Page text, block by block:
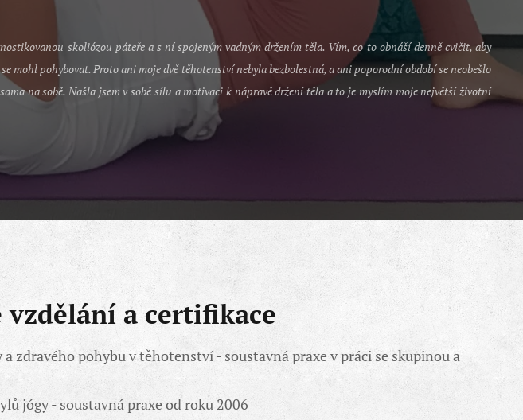
skoliózou páteře a s ní spojeným vadným držením těla. Vím, co to obnáší denně cvičit, aby
mohl pohybovat. Proto ani moje dvě těhotenství nebyla bezbolestná, a ani poporodní období se neobešlo
na sobě. Našla jsem v sobě sílu a motivaci k nápravě držení těla a to je myslím moje největší životní
vzdělání a certifikace
zdravého pohybu v těhotenství - soustavná praxe v práci se skupinou a
jógy - soustavná praxe od roku 2006